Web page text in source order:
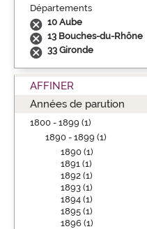
Départements
10 Aube
13 Bouches-du-Rhône
33 Gironde
AFFINER
Années de parution
1800 - 1899 (1)
1890 - 1899 (1)
1890 (1)
1891 (1)
1892 (1)
1893 (1)
1894 (1)
1895 (1)
1896 (1)